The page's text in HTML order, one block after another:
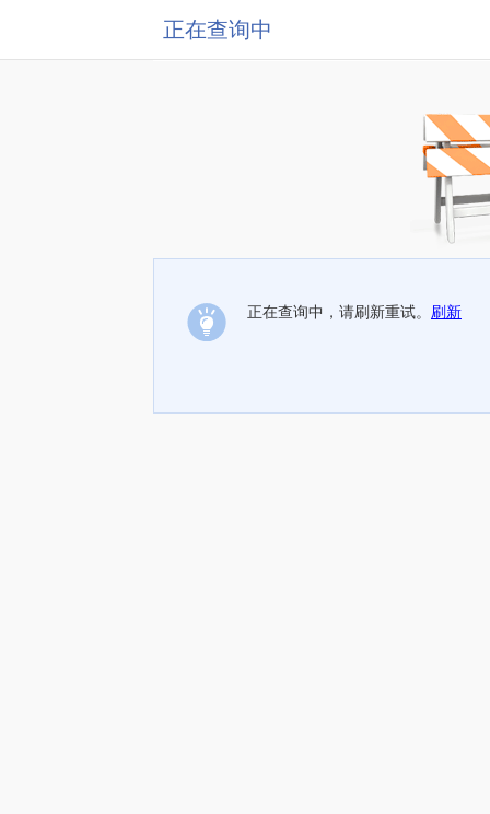
正在查询中
正在查询中，请刷新重试。 刷新